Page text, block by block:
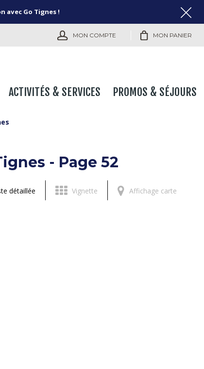
avec Go Tignes !
MON COMPTE MON PANIER
ACTIVITÉS & SERVICES PROMOS & SÉJOURS
- Page 52
détaillée Vignette Affichage carte